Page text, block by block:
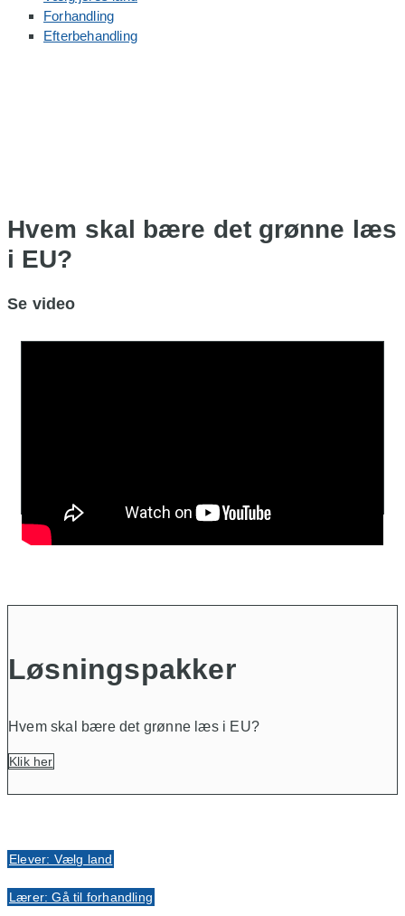
Forhandling
Efterbehandling
Hvem skal bære det grønne læs
i EU?
Se video
Løsningspakker
Hvem skal bære det grønne læs i EU?
Klik her
Elever: Vælg land
Lærer: Gå til forhandling